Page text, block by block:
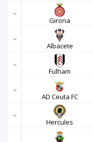
Girona
Albacete
Fulham
AD Ceuta FC
Hercules